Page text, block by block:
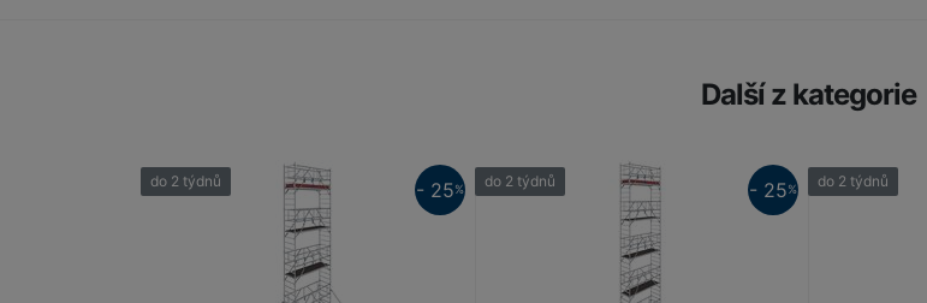
Další z kategorie
do 2 týdnů
- 25%
do 2 týdnů
- 25%
do 2 týdnů